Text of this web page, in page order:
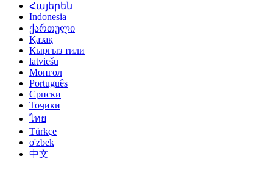
Հայերեն
Indonesia
ქართული
Қазақ
Кыргыз тили
latviešu
Монгол
Português
Српски
Тоҷикӣ
ไทย
Türkçe
o'zbek
中文